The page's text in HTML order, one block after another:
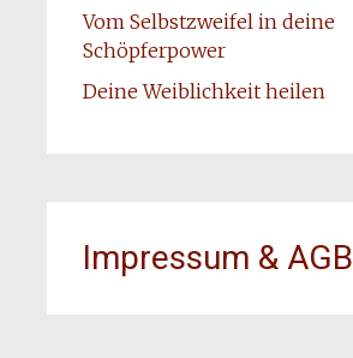
Vom Selbstzweifel in deine
Schöpferpower
Deine Weiblichkeit heilen
Impressum & AGB